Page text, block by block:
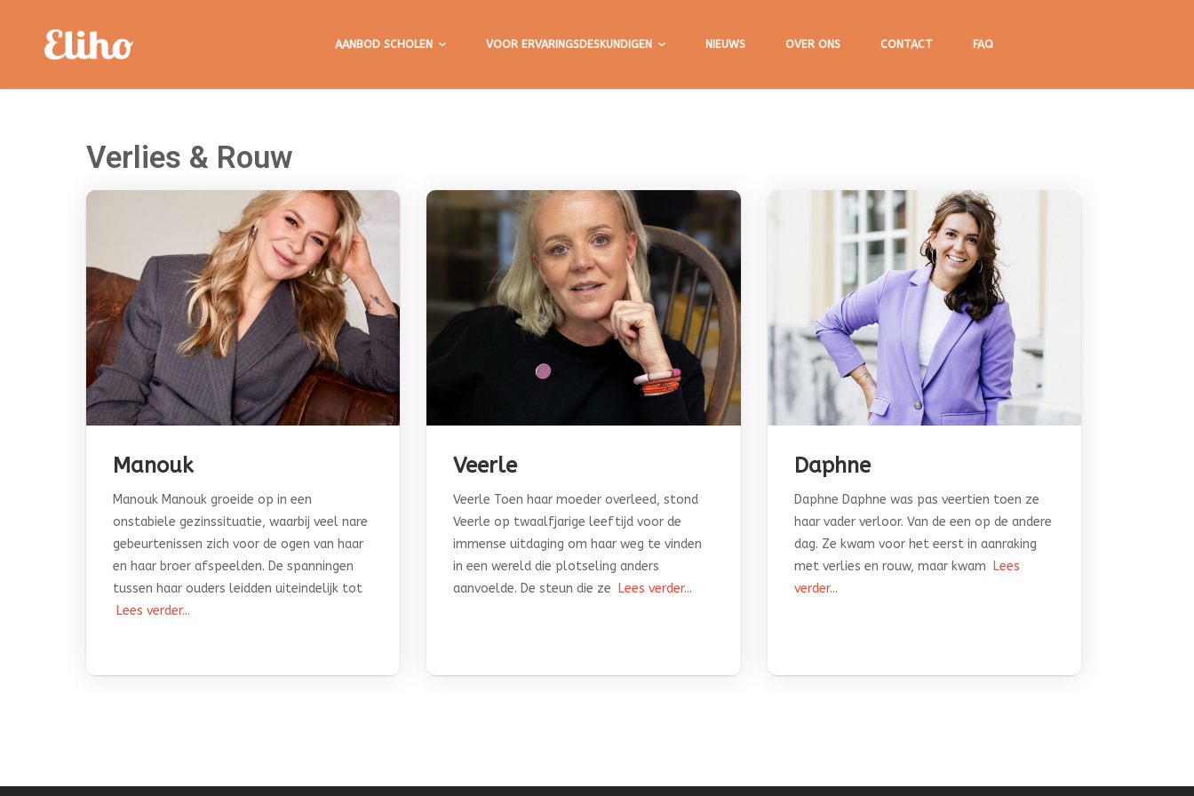
Eliho AANBOD SCHOLEN VOOR ERVARINGSDESKUNDIGEN NIEUWS OVER ONS CONTACT FAQ
Verlies & Rouw
Manouk
Manouk Manouk groeide op in een
onstabiele gezinssituatie, waarbij veel nare
gebeurtenissen zich voor de ogen van haar
en haar broer afspeelden. De spanningen
tussen haar ouders leidden uiteindelijk tot
Lees verder...
Veerle
Veerle Toen haar moeder overleed, stond
Veerle op twaalfjarige leeftijd voor de
immense uitdaging om haar weg te vinden
in een wereld die plotseling anders
aanvoelde. De steun die ze Lees verder...
Daphne
Daphne Daphne was pas veertien toen ze
haar vader verloor. Van de een op de andere
dag. Ze kwam voor het eerst in aanraking
met verlies en rouw, maar kwam Lees
verder...